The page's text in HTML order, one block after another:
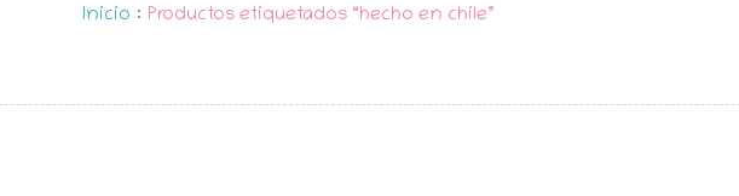
Inicio : Productos etiquetados “hecho en chile”